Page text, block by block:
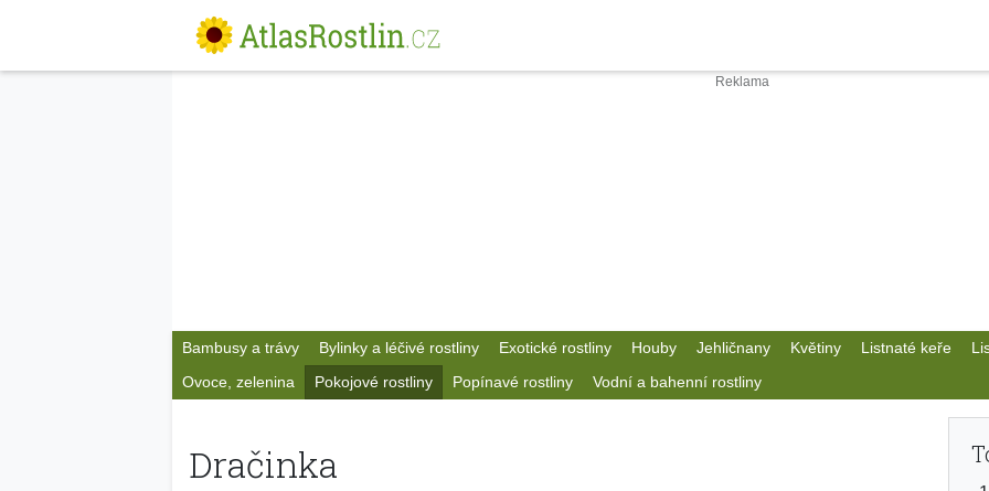
Bambusy a trávy Bylinky a léčivé rostliny Exotické rostliny Houby Jehličnany Květiny Listnaté keře
Ovoce, zelenina
Pokojové rostliny Popínavé rostliny Vodní a bahenní rostliny
Dračinka